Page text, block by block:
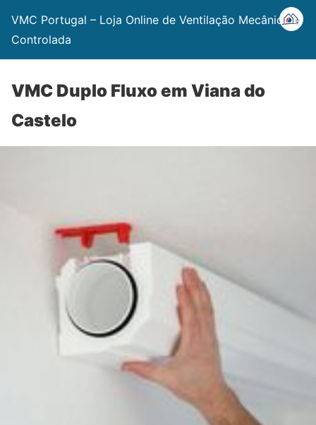
VMC Portugal – Loja Online de Ventilação Mecânica
Controlada
VMC Duplo Fluxo em Viana do
Castelo